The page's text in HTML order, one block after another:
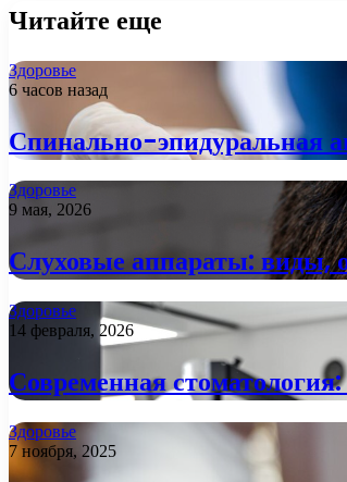
Читайте еще
Здоровье
6 часов назад
Спинально-эпидуральная
Здоровье
9 мая, 2026
Слуховые аппараты: виды,
Здоровье
14 февраля, 2026
Современная
Здоровье
7 ноября, 2025